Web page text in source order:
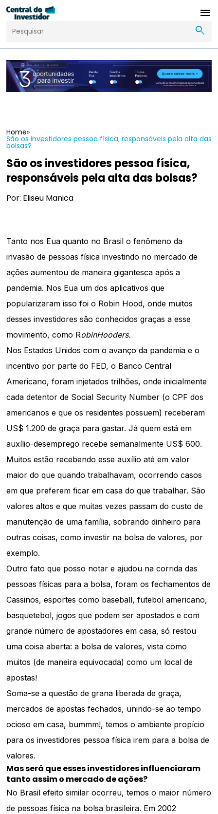
menu
search
Home»
São os investidores pessoa física, responsáveis pela alta das
bolsas?
São os investidores pessoa física,
responsáveis pela alta das bolsas?
Por: Eliseu Manica
Tanto nos Eua quanto no Brasil o fenômeno da
invasão de pessoas física investindo no mercado de
ações aumentou de maneira gigantesca após a
pandemia. Nos Eua um dos aplicativos que
popularizaram isso foi o Robin Hood, onde muitos
desses investidores são conhecidos graças a esse
movimento, como RobinHooders.
Nos Estados Unidos com o avanço da pandemia e o
incentivo por parte do FED, o Banco Central
Americano, foram injetados trilhões, onde inicialmente
cada detentor de Social Security Number (o CPF dos
americanos e que os residentes possuem) receberam
US$ 1.200 de graça para gastar. Já quem está em
auxílio-desemprego recebe semanalmente US$ 600.
Muitos estão recebendo esse auxílio até em valor
maior do que quando trabalhavam, ocorrendo casos
em que preferem ficar em casa do que trabalhar. São
valores altos e que muitas vezes passam do custo de
manutenção de uma família, sobrando dinheiro para
outras coisas, como investir na bolsa de valores, por
exemplo.
Outro fato que posso notar e ajudou na corrida das
pessoas físicas para a bolsa, foram os fechamentos de
Cassinos, esportes como baseball, futebol americano,
basquetebol, jogos que podem ser apostados e com
grande número de apostadores em casa, só restou
uma coisa aberta: a bolsa de valores, vista como
muitos (de maneira equivocada) como um local de
apostas!
Soma-se a questão de grana liberada de graça,
mercados de apostas fechados, unindo-se ao tempo
ocioso em casa, bummm!, temos o ambiente propício
para os investidores pessoa física irem para a bolsa de
valores.
Mas será que esses investidores influenciaram
tanto assim o mercado de ações?
No Brasil efeito similar ocorreu, temos o maior número
de pessoas física na bolsa brasileira. Em 2002